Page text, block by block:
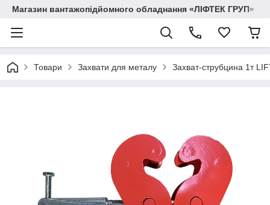
Магазин вантажопідйомного обладнання «ЛІФТЕК ГРУП»
Товари Захвати для металу Захват-струбцина 1т